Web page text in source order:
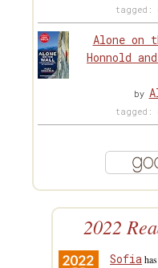
tagged:
Alone on
Honnold
by
tagged:
2022
Sofia